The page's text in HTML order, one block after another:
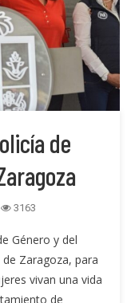
de
3163
Género y del
Zaragoza, para
vivan una vida
de